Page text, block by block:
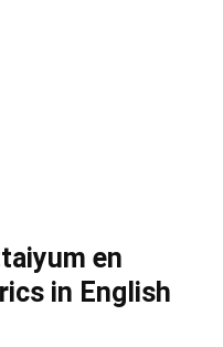
en
in English